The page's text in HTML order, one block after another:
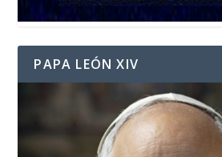
PAPA LEÓN XIV